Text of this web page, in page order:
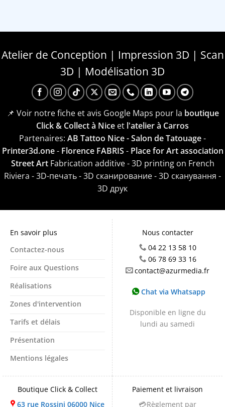
Atelier de Conception | Impression 3D | Scan
3D | Modélisation 3D
📌 Voir notre fiche et avis Google Maps pour la boutique
Click & Collect à Nice et l'atelier à Carros
Partenaires: AB Tattoo Nice - Salon de Tatouage-
Printer3d.one- Florence FABRIS - Place for Art association
Street ArtFabrication additive - 3D printing on French
Riviera - 3D-печать - 3D сканирование - 3D сканування -
3D друк
En savoir plus
Contactez-nous
Foire aux Questions
Réalisations
Zones d'intervention
Tarifs et délais
Présentation
Mentions légales
Nous contacter
04 22 13 58 10
06 78 69 33 16
contact@azurmedia.fr
Chat via Whatsapp
Disponible en ligne du
lundi au samedi
Boutique Click & Collect
63 rue Rossini 06000 Nice
Paiement et livraison
💳Règlement par